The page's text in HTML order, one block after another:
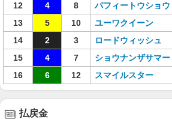
12
4 8 パフィートウショウ
13
5 10 ユーワクイーン
14
2 3 ロードウィッシュ
15
4 7 ショウナンザサマー
16
6 12 スマイルスター
払戻金